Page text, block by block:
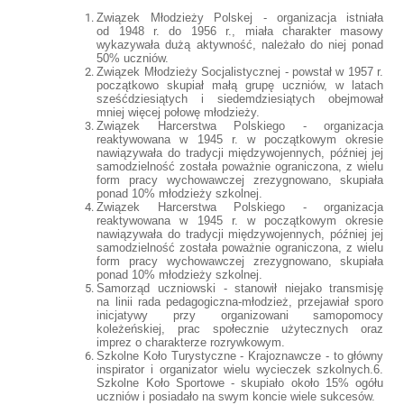
Związek Młodzieży Polskej - organizacja istniała
od 1948 r. do 1956 r., miała charakter masowy
wykazywała dużą aktywność, należało do niej ponad
50% uczniów.
Związek Młodzieży Socjalistycznej - powstał w 1957 r.
początkowo skupiał małą grupę uczniów, w latach
sześćdziesiątych i siedemdziesiątych obejmował
mniej więcej połowę młodzieży.
Związek Harcerstwa Polskiego - organizacja
reaktywowana w 1945 r. w początkowym okresie
nawiązywała do tradycji międzywojennych, później jej
samodzielność została poważnie ograniczona, z wielu
form pracy wychowawczej zrezygnowano, skupiała
ponad 10% młodzieży szkolnej.
Związek Harcerstwa Polskiego - organizacja
reaktywowana w 1945 r. w początkowym okresie
nawiązywała do tradycji międzywojennych, później jej
samodzielność została poważnie ograniczona, z wielu
form pracy wychowawczej zrezygnowano, skupiała
ponad 10% młodzieży szkolnej.
Samorząd uczniowski - stanowił niejako transmisję
na linii rada pedagogiczna-młodzież, przejawiał sporo
inicjatywy przy organizowani samopomocy
koleżeńskiej, prac społecznie użytecznych oraz
imprez o charakterze rozrywkowym.
Szkolne Koło Turystyczne - Krajoznawcze - to główny
inspirator i organizator wielu wycieczek szkolnych.6.
Szkolne Koło Sportowe - skupiało około 15% ogółu
uczniów i posiadało na swym koncie wiele sukcesów.